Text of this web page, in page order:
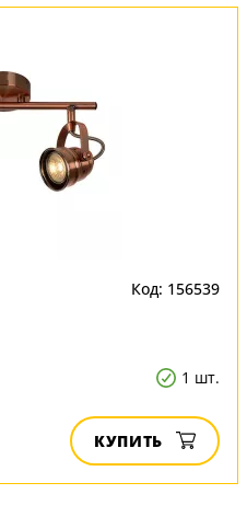
Код: 156539
1 шт.
КУПИТЬ